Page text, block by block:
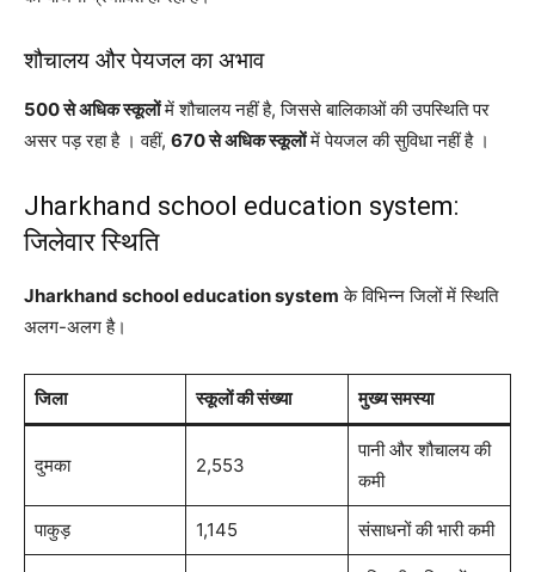
शौचालय और पेयजल का अभाव
500 से अधिक स्कूलोंमें शौचालय नहीं है, जिससे बालिकाओं की उपस्थिति पर
असर पड़ रहा है । वहीं, 670 से अधिक स्कूलोंमें पेयजल की सुविधा नहीं है ।
Jharkhand school education system:
जिलेवार स्थिति
Jharkhand school education system के विभिन्न जिलों में स्थिति
अलग-अलग है।
जिला स्कूलों की संख्या मुख्य समस्या
दुमका 2,553
पानी और शौचालय की
कमी
पाकुड़ 1,145 संसाधनों की भारी कमी